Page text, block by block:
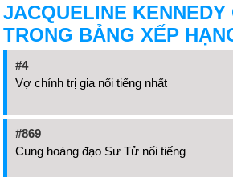
JACQUELINE KENNEDY
TRONG BẢNG XẾP
#4
Vợ chính trị gia nổi tiếng nhất
#869
Cung hoàng đạo Sư Tử nổi tiếng